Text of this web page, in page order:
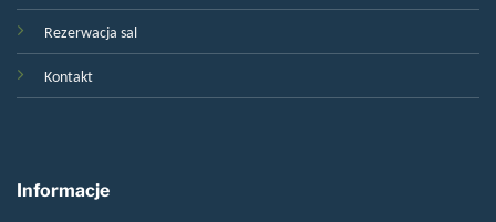
Rezerwacja sal
Kontakt
Informacje